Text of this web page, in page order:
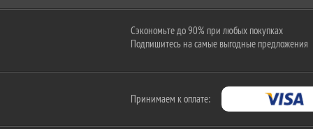
Сэкономьте до 90% при любых покупках
Подпишитесь на самые выгодные предложения
Принимаем к оплате: